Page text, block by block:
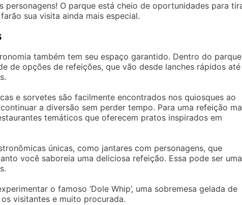
personagens! O parque está cheio de oportunidades para
sua visita ainda mais especial.
também tem seu espaço garantido. Dentro do
de opções de refeições, que vão desde lanches rápidos até
e sorvetes são facilmente encontrados nos quiosques ao
a diversão sem perder tempo. Para uma refeição
temáticos que oferecem pratos inspirados em
únicas, como jantares com personagens, que
você saboreia uma deliciosa refeição. Essa pode ser uma
o famoso ‘Dole Whip’, uma sobremesa gelada de
visitantes e muito procurada.